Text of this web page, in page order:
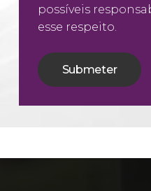
possíveis
esse respeito.